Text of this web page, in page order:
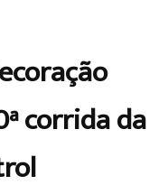
corrida da